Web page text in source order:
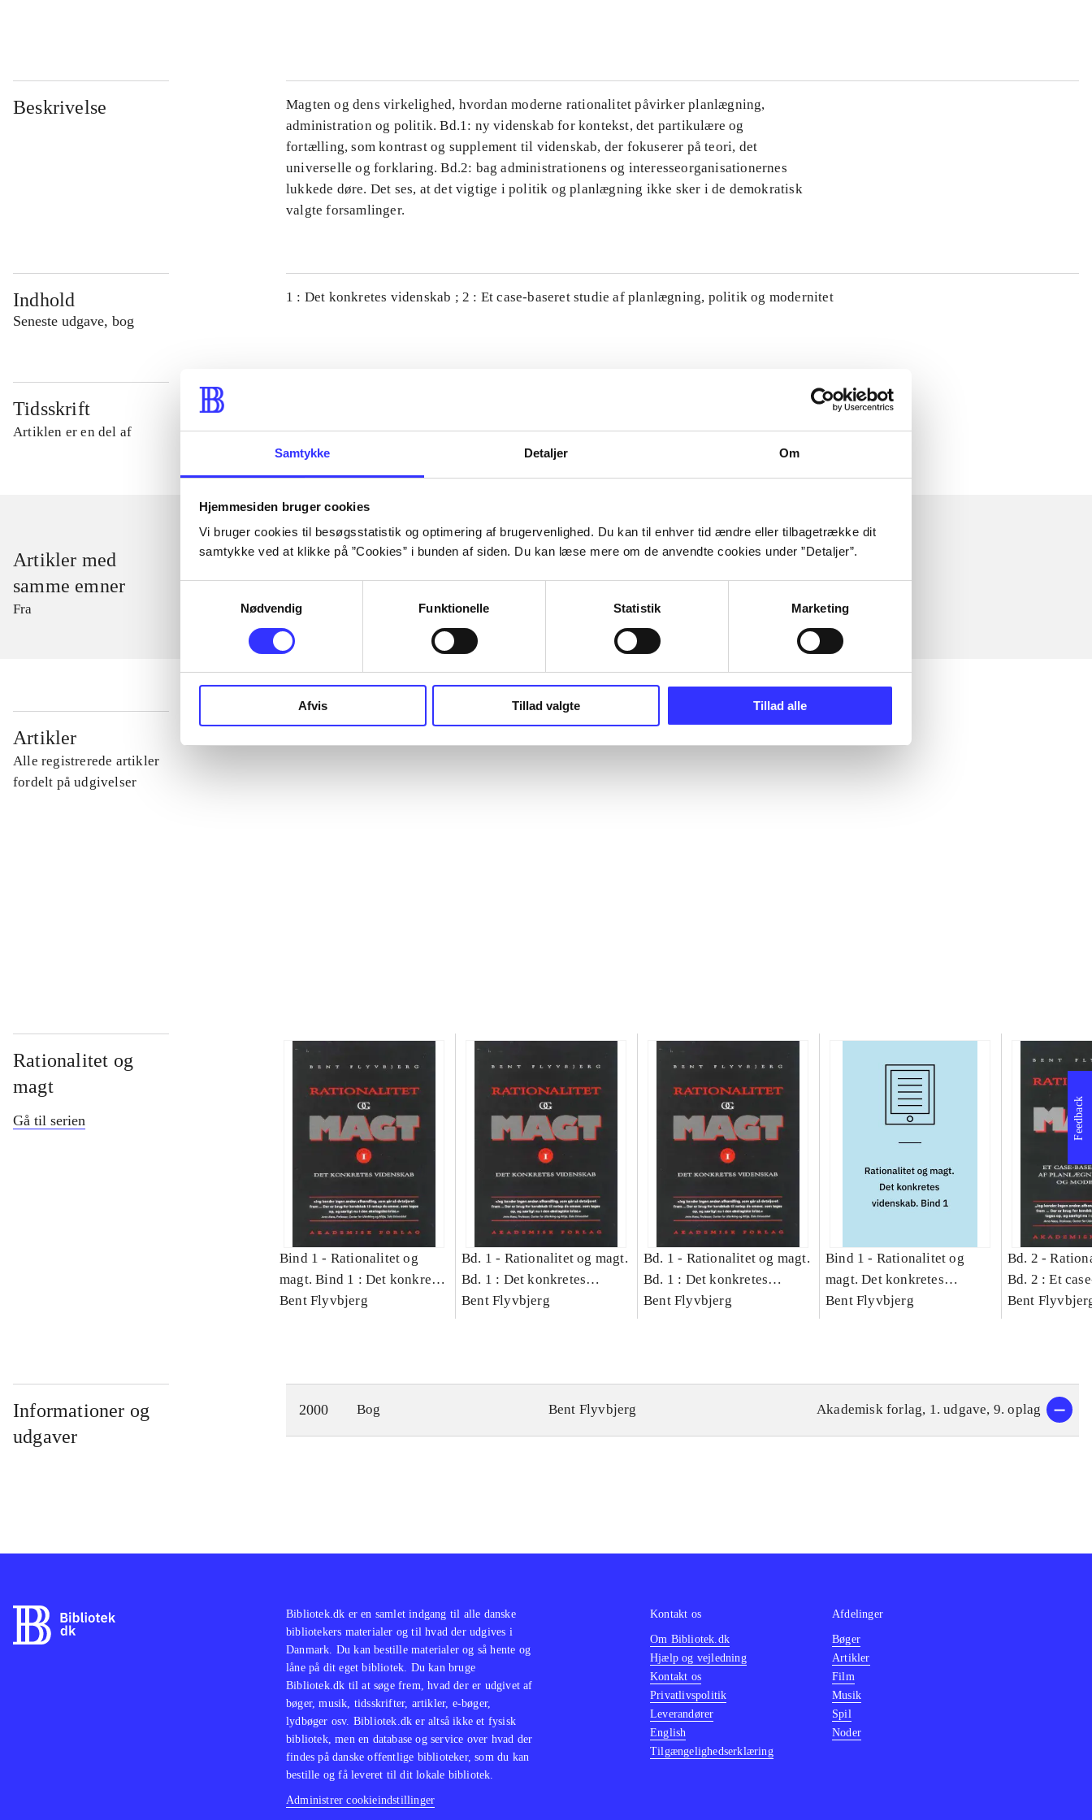
Samtykke Detaljer Om
Hjemmesiden bruger cookies
Vi bruger cookies til besøgsstatistik og optimering af brugervenlighed. Du kan til enhver tid ændre eller tilbagetrække dit
samtykke ved at klikke på ”Cookies” i bunden af siden. Du kan læse mere om de anvendte cookies under ”Detaljer”.
Nødvendig
Funktionelle Statistik Marketing
Afvis Tillad valgte Tillad alle
Beskrivelse
Magten og dens virkelighed, hvordan moderne rationalitet påvirker planlægning,
administration og politik. Bd.1: ny videnskab for kontekst, det partikulære og
fortælling, som kontrast og supplement til videnskab, der fokuserer på teori, det
universelle og forklaring. Bd.2: bag administrationens og interesseorganisationernes
lukkede døre. Det ses, at det vigtige i politik og planlægning ikke sker i de demokratisk
valgte forsamlinger.
Indhold
Seneste udgave, bog
1 : Det konkretes videnskab ; 2 : Et case-baseret studie af planlægning, politik og modernitet
Tidsskrift
Artiklen er en del af
Artikler med
samme emner
Fra
Artikler
Alle registrerede artikler
fordelt på udgivelser
...
Rationalitet og
magt
Gå til serien
Bind 1 - Rationalitet og
magt. Bind 1 : Det konkretes
videnskab
Bent Flyvbjerg
Bd. 1 - Rationalitet og magt.
Bd. 1 : Det konkretes
videnskab
Bent Flyvbjerg
Bd. 1 - Rationalitet og magt.
Bd. 1 : Det konkretes
videnskab
Bent Flyvbjerg
Bind 1 - Rationalitet og
magt. Det konkretes
videnskab. Bind 1
Bent Flyvbjerg
Bd. 2 -
Bd. 2 : Et
studie af
Bent
Informationer og
udgaver
2000 Bog Bent Flyvbjerg Akademisk forlag, 1. udgave, 9. oplag
Feedback
Bibliotek.dk er en samlet indgang til alle danske
bibliotekers materialer og til hvad der udgives i
Danmark. Du kan bestille materialer og så hente og
låne på dit eget bibliotek. Du kan bruge
Bibliotek.dk til at søge frem, hvad der er udgivet af
bøger, musik, tidsskrifter, artikler, e-bøger,
lydbøger osv. Bibliotek.dk er altså ikke et fysisk
bibliotek, men en database og service over hvad der
findes på danske offentlige biblioteker, som du kan
bestille og få leveret til dit lokale bibliotek.
Administrer cookieindstillinger
Kontakt os
Om Bibliotek.dk
Hjælp og vejledning
Kontakt os
Privatlivspolitik
Leverandører
English
Tilgængelighedserklæring
Afdelinger
Bøger
Artikler
Film
Musik
Spil
Noder